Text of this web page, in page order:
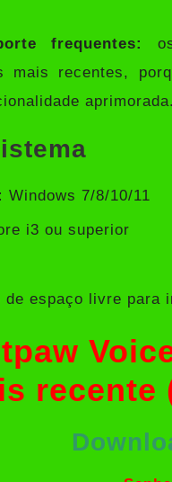
frequentes:
mais recentes,
aprimorada.
Windows 7/8/10/11
i3 ou superior
de espaço livre para
recente